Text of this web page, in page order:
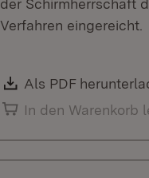
Verfahren eingereicht.
Download:
Als PDF
In den Warenkorb